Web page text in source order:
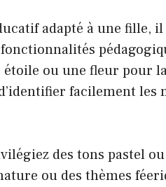
adapté à une fille,
étoile ou une fleur pour
facilement les
des tons pastel
ou des thèmes